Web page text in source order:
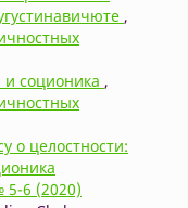
,
соционика ,
о целостности:
6 (2020)